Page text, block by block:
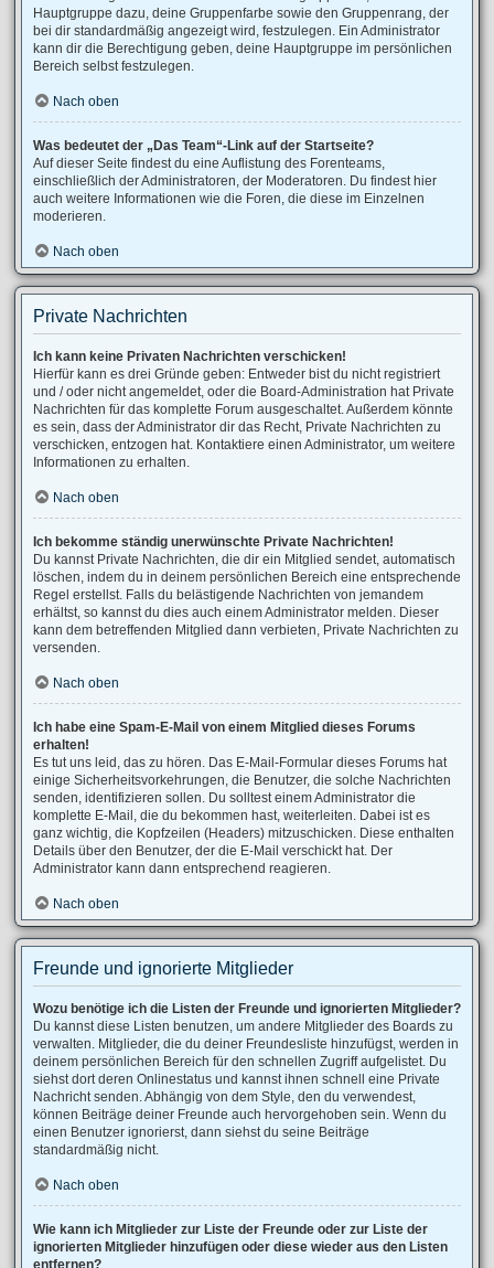
Hauptgruppe dazu, deine Gruppenfarbe sowie den Gruppenrang, der
bei dir standardmäßig angezeigt wird, festzulegen. Ein Administrator
kann dir die Berechtigung geben, deine Hauptgruppe im persönlichen
Bereich selbst festzulegen.
Nach oben
Was bedeutet der „Das Team“-Link auf der Startseite?
Auf dieser Seite findest du eine Auflistung des Forenteams,
einschließlich der Administratoren, der Moderatoren. Du findest hier
auch weitere Informationen wie die Foren, die diese im Einzelnen
moderieren.
Nach oben
Private Nachrichten
Ich kann keine Privaten Nachrichten verschicken!
Hierfür kann es drei Gründe geben: Entweder bist du nicht registriert
und / oder nicht angemeldet, oder die Board-Administration hat Private
Nachrichten für das komplette Forum ausgeschaltet. Außerdem könnte
es sein, dass der Administrator dir das Recht, Private Nachrichten zu
verschicken, entzogen hat. Kontaktiere einen Administrator, um weitere
Informationen zu erhalten.
Nach oben
Ich bekomme ständig unerwünschte Private Nachrichten!
Du kannst Private Nachrichten, die dir ein Mitglied sendet, automatisch
löschen, indem du in deinem persönlichen Bereich eine entsprechende
Regel erstellst. Falls du belästigende Nachrichten von jemandem
erhältst, so kannst du dies auch einem Administrator melden. Dieser
kann dem betreffenden Mitglied dann verbieten, Private Nachrichten zu
versenden.
Nach oben
Ich habe eine Spam-E-Mail von einem Mitglied dieses Forums
erhalten!
Es tut uns leid, das zu hören. Das E-Mail-Formular dieses Forums hat
einige Sicherheitsvorkehrungen, die Benutzer, die solche Nachrichten
senden, identifizieren sollen. Du solltest einem Administrator die
komplette E-Mail, die du bekommen hast, weiterleiten. Dabei ist es
ganz wichtig, die Kopfzeilen (Headers) mitzuschicken. Diese enthalten
Details über den Benutzer, der die E-Mail verschickt hat. Der
Administrator kann dann entsprechend reagieren.
Nach oben
Freunde und ignorierte Mitglieder
Wozu benötige ich die Listen der Freunde und ignorierten Mitglieder?
Du kannst diese Listen benutzen, um andere Mitglieder des Boards zu
verwalten. Mitglieder, die du deiner Freundesliste hinzufügst, werden in
deinem persönlichen Bereich für den schnellen Zugriff aufgelistet. Du
siehst dort deren Onlinestatus und kannst ihnen schnell eine Private
Nachricht senden. Abhängig von dem Style, den du verwendest,
können Beiträge deiner Freunde auch hervorgehoben sein. Wenn du
einen Benutzer ignorierst, dann siehst du seine Beiträge
standardmäßig nicht.
Nach oben
Wie kann ich Mitglieder zur Liste der Freunde oder zur Liste der
ignorierten Mitglieder hinzufügen oder diese wieder aus den Listen
entfernen?